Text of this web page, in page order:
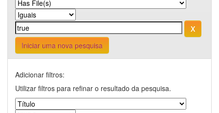
Iniciar uma nova pesquisa
Adicionar filtros:
Utilizar filtros para refinar o resultado da pesquisa.